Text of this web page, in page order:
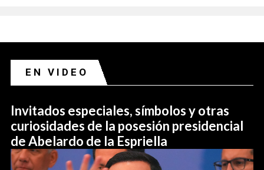
EN VIDEO
Invitados especiales, símbolos y otras
curiosidades de la posesión presidencial
de Abelardo de la Espriella